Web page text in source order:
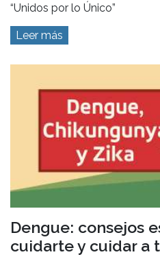
“Unidos por lo Único”
Leer más
Dengue: consejos
cuidarte y cuidar a